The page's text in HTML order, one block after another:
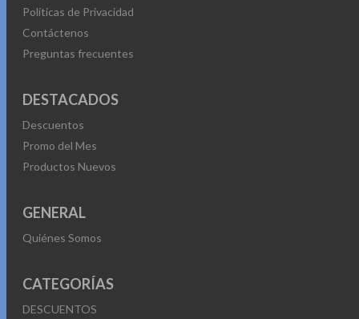
Políticas de Privacidad
Contáctenos
Preguntas frecuentes
DESTACADOS
Descuentos
Promo del Mes
Productos Nuevos
GENERAL
Quiénes Somos
CATEGORÍAS
DESCUENTOS